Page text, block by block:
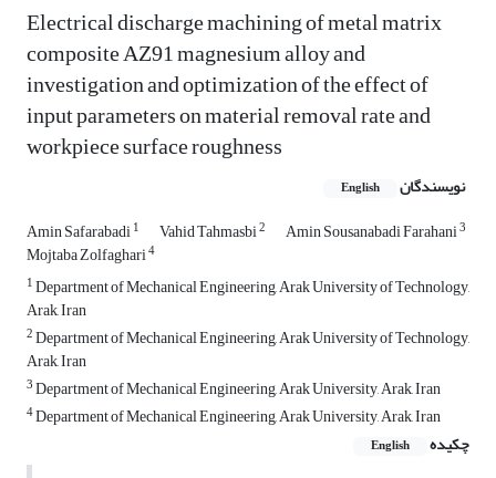
Electrical discharge machining of metal matrix
composite AZ91 magnesium alloy and
investigation and optimization of the effect of
input parameters on material removal rate and
workpiece surface roughness
نویسندگان English
Amin Safarabadi1 Vahid Tahmasbi2 Amin Sousanabadi Farahani3
Mojtaba Zolfaghari4
1Department of Mechanical Engineering, Arak University of Technology,
Arak, Iran
2Department of Mechanical Engineering, Arak University of Technology,
Arak, Iran
3Department of Mechanical Engineering, Arak University, Arak, Iran
4Department of Mechanical Engineering, Arak University, Arak, Iran
چکیده
English